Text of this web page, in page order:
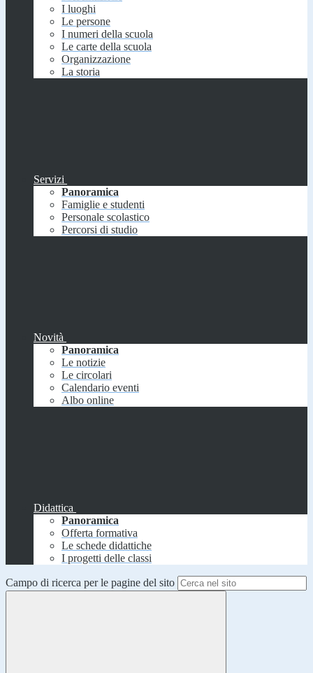
I luoghi
Le persone
I numeri della scuola
Le carte della scuola
Organizzazione
La storia
Servizi
Panoramica
Famiglie e studenti
Personale scolastico
Percorsi di studio
Novità
Panoramica
Le notizie
Le circolari
Calendario eventi
Albo online
Didattica
Panoramica
Offerta formativa
Le schede didattiche
I progetti delle classi
Campo di ricerca per le pagine del sito